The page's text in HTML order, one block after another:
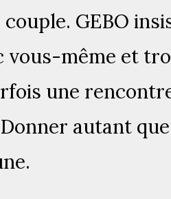
GEBO
vous-même et
une
autant